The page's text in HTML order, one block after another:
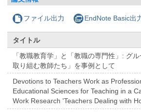
ファイル出力 EndNote Basic出
タイトル
「教職教育学」と「教職の専門性」: グ
取り組む教師たち」を事例として
Devotions to Teachers Work as
Educational Sciences for Teaching in a
Work Research 'Teachers Dealing with